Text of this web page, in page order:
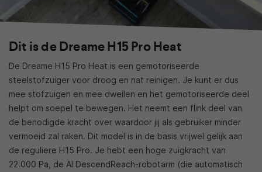
Dit is de Dreame H15 Pro Heat
De Dreame H15 Pro Heat is een gemotoriseerde
steelstofzuiger voor droog en nat reinigen. Je kunt er dus
mee stofzuigen en mee dweilen en het gemotoriseerde deel
helpt om soepel te bewegen. Het neemt een flink deel van
de benodigde kracht over waardoor jij als gebruiker minder
vermoeid zal raken. Dit model is in de basis vrijwel gelijk aan
de reguliere H15 Pro. Je hebt een hoge zuigkracht van
22.000 Pa, de AI DescendReach-robotarm (die automatisch